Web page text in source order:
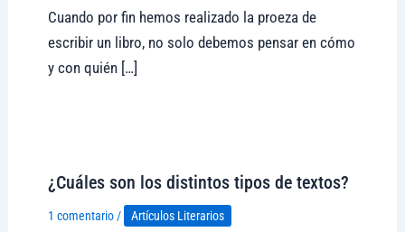
Cuando por fin hemos realizado la proeza de
escribir un libro, no solo debemos pensar en cómo
y con quién […]
¿Cuáles son los distintos tipos de textos?
1 comentario / Artículos Literarios